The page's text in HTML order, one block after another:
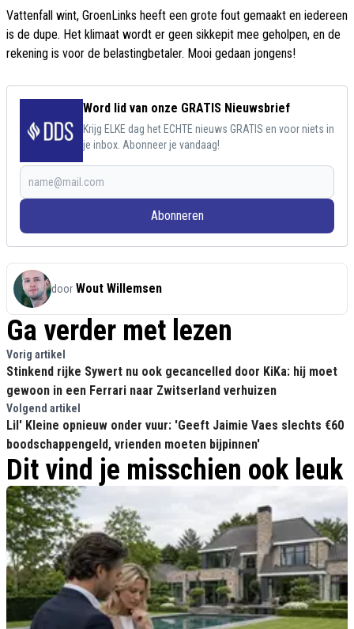
Vattenfall wint, GroenLinks heeft een grote fout gemaakt en iedereen
is de dupe. Het klimaat wordt er geen sikkepit mee geholpen, en de
rekening is voor de belastingbetaler. Mooi gedaan jongens!
Word lid van onze GRATIS Nieuwsbrief
Krijg ELKE dag het ECHTE nieuws GRATIS en voor niets in
je inbox. Abonneer je vandaag!
Abonneren
door Wout Willemsen
Ga verder met lezen
Vorig artikel
Stinkend rijke Sywert nu ook gecancelled door KiKa: hij moet
gewoon in een Ferrari naar Zwitserland verhuizen
Volgend artikel
Lil' Kleine opnieuw onder vuur: 'Geeft Jaimie Vaes slechts €60
boodschappengeld, vrienden moeten bijpinnen'
Dit vind je misschien ook leuk